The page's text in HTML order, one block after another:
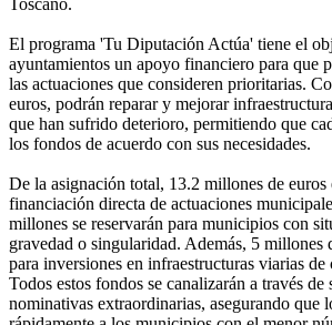
Toscano.
El programa 'Tu Diputación Actúa' tiene el
ayuntamientos un apoyo financiero para que
las actuaciones que consideren prioritarias.
euros, podrán reparar y mejorar
que han sufrido deterioro, permitiendo que
los fondos de acuerdo con sus necesidades.
De la asignación total, 13.2 millones de euros
financiación directa de actuaciones
millones se reservarán para municipios con
gravedad o singularidad. Además, 5 millones
para inversiones en infraestructuras viarias
Todos estos fondos se canalizarán a través de
nominativas extraordinarias, asegurando que